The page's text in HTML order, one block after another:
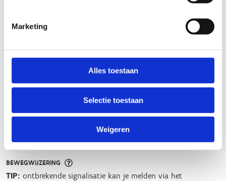
Marketing
Alles toestaan
Selectie toestaan
Weigeren
TECHNISCHE MOEILIJKHEIDSGRAAD
BEWEGWIJZERING
TIP: ontbrekende signalisatie kan je melden via het